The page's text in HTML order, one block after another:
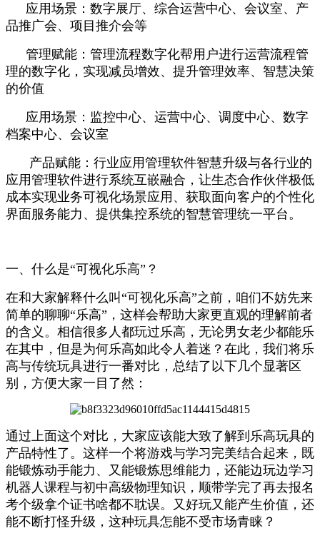
应用场景：数字展厅、综合运营中心、会议室、产
品推广会、项目推介会等
管理赋能：管理流程数字化帮用户进行运营流程管
理的数字化，实现减员增效、提升管理效率、智慧决策
的价值
应用场景：监控中心、运营中心、调度中心、数字
档案中心、会议室
产品赋能：行业应用管理软件智慧升级与各行业的
应用管理软件进行系统互嵌融合，让生态合作伙伴极低
成本实现业务可视化场景应用、获取面向客户的个性化
界面服务能力、提供集控系统的智慧管理统一平台。
一、什么是“可视化乐高”？
在和大家解释什么叫“可视化乐高”之前，咱们不妨先来
简单的聊聊“乐高”，这样会帮助大家更直观的理解前者
的含义。相信很多人都玩过乐高，无论男女老少都能乐
在其中，但是为何乐高如此令人着迷？在此，我们将乐
高与传统玩具进行一番对比，总结了以下几个显著区
别，方便大家一目了然：
通过上面这个对比，大家应该能大致了解到乐高玩具的
产品特性了。这样一个将游戏与学习完美结合起来，既
能锻炼动手能力、又能锻炼思维能力，还能边玩边学习
机器人课程与初中高级物理知识，顺带学完了再去报名
考个级拿个证书啥都不耽误。又好玩又能产生价值，还
能不断打怪升级，这种玩具怎能不受市场青睐？